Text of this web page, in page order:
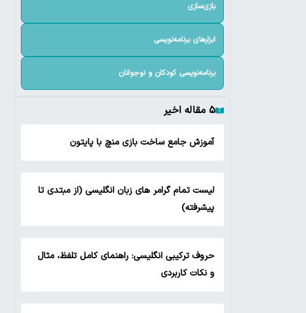
بازی‌سازی
ابزارهای برنامه‌نویسی
برنامه‌نویسی کودکان و نوجوانان
۵ مقاله اخیر
آموزش جامع ساخت بازی منچ با پایتون
لیست تمام گرامر های زبان انگلیسی (از مبتدی تا
پیشرفته)
حروف ترکیبی انگلیسی: راهنمای کامل تلفظ، مثال
و نکات کاربردی